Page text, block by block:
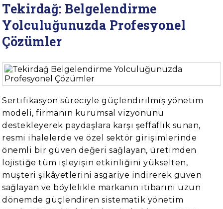
Tekirdağ: Belgelendirme
Yolculuğunuzda Profesyonel
Çözümler
Sertifikasyon süreciyle güçlendirilmiş yönetim
modeli, firmanın kurumsal vizyonunu
destekleyerek paydaşlara karşı şeffaflık sunan,
resmi ihalelerde ve özel sektör girişimlerinde
önemli bir güven değeri sağlayan, üretimden
lojistiğe tüm işleyişin etkinliğini yükselten,
müşteri şikâyetlerini asgariye indirerek güven
sağlayan ve böylelikle markanın itibarını uzun
dönemde güçlendiren sistematik yönetim